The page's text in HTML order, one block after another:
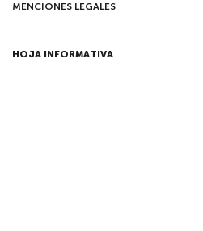
MENCIONES LEGALES
HOJA INFORMATIVA